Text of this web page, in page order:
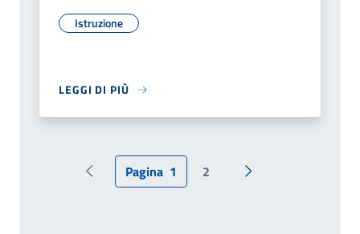
Istruzione
LEGGI DI PIÙ
Pagina precedente
Pagina 1 2 Pagina successiva